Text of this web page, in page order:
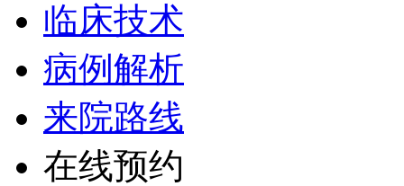
临床技术
病例解析
来院路线
在线预约